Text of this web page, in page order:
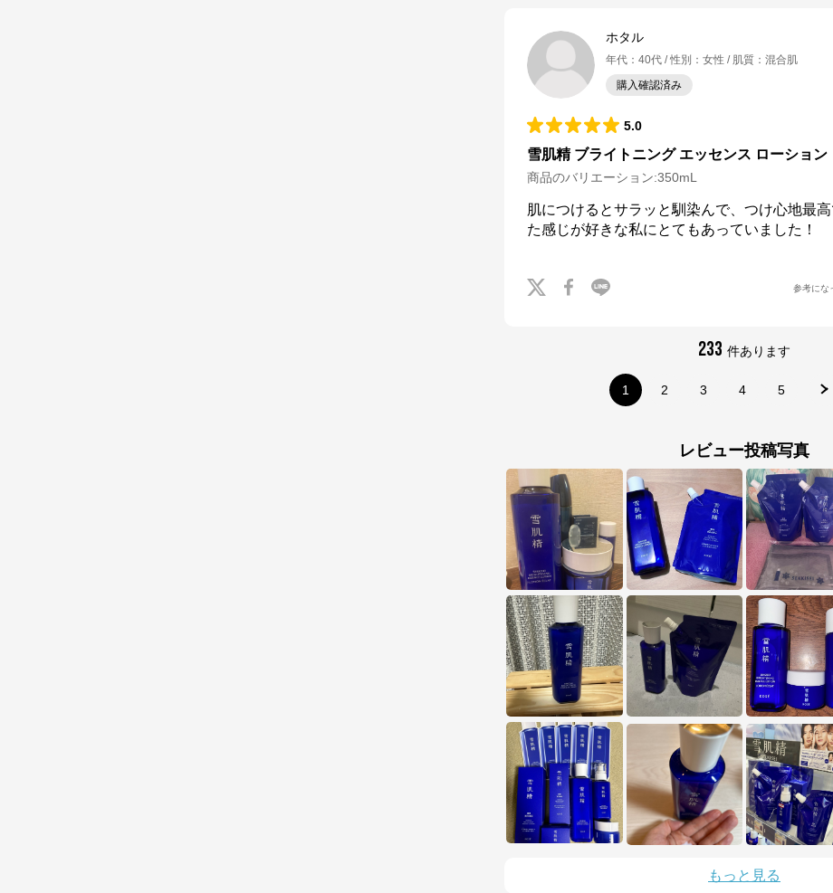
ホタル
年代 ： 40代 性別 ： 女性 肌質 ： 混合肌
購入確認済み
5.0
雪肌精 ブライトニング エッセンス ローション
商品のバリエーション:350mL
肌につけるとサラッと馴染んで、つけ心地最
た感じが好きな私にとてもあっていました！
参考にな
233 件あります
1 2 3 4 5
レビュー投稿写真
もっと見る
雪肌精公式オンラインショップ
公式ECサイト
※外部サイトが開きます
雪肌精公式オンラインショップからのコメント
コーセーグループのオフィシャルWebサイトです。コーセーグループが展開
する商品情報をはじめ、キャンペーン情報や毎日の美活動に役立つ情報をお届
け。また、コーセー商品をご購入いただくことができます。